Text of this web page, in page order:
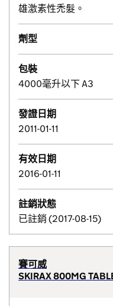
雄激素性禿髮。
劑型
包裝
4000毫升以下 A3
發證日期
2011-01-11
有效日期
2016-01-11
註銷狀態
已註銷 (2017-08-15)
賽可威
SKIRAX 800MG